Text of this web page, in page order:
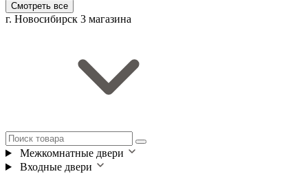
Смотреть все
г. Новосибирск 3 магазина
Межкомнатные двери
Входные двери